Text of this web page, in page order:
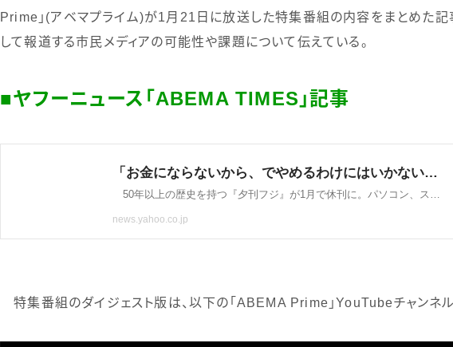
Prime 」 (アベマプライム)が1 月 21 日に放送した特集番組の内容をまとめた記
して報道する市民メディアの可能性や課題について伝えている。
■ヤフーニュース「ABEMA TIMES」記事
特集番組のダイジェスト版は、以下の「 ABEMA Prime 」YouTubeチャンネ